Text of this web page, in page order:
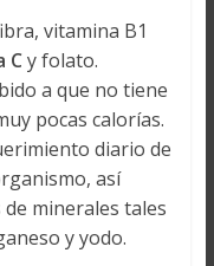
vitamina B1
Cy folato.
a que no tiene
pocas calorías.
diario de
así
minerales tales
y yodo.